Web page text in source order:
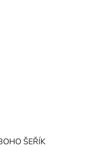
ŠEŘÍK